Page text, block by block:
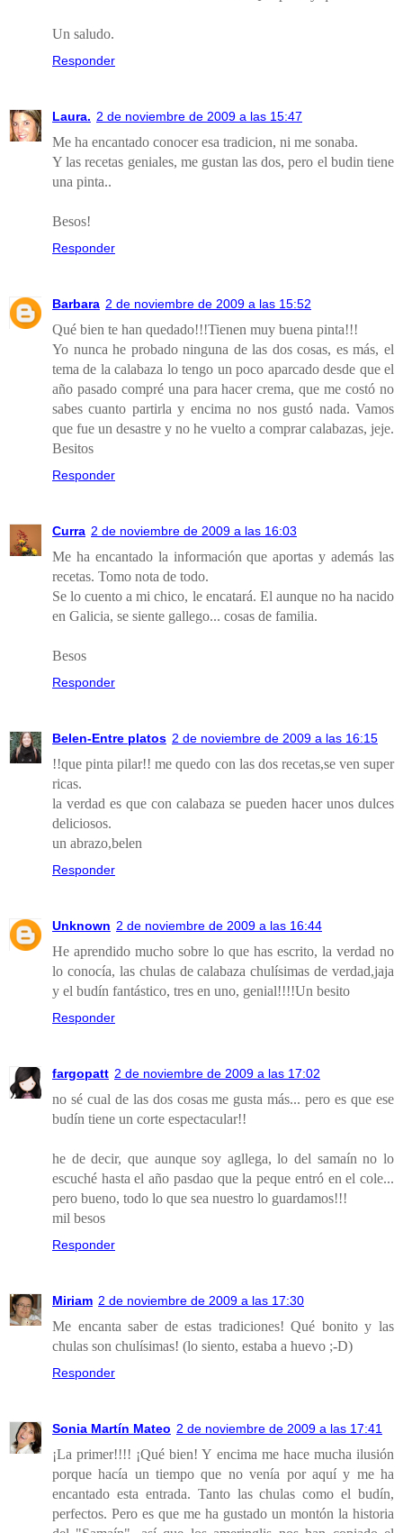
Un saludo.
Responder
Laura. 2 de noviembre de 2009 a las 15:47
Me ha encantado conocer esa tradicion, ni me sonaba.
Y las recetas geniales, me gustan las dos, pero el budin tiene
una pinta..
Besos!
Responder
Barbara 2 de noviembre de 2009 a las 15:52
Qué bien te han quedado!!!Tienen muy buena pinta!!!
Yo nunca he probado ninguna de las dos cosas, es más, el
tema de la calabaza lo tengo un poco aparcado desde que el
año pasado compré una para hacer crema, que me costó no
sabes cuanto partirla y encima no nos gustó nada. Vamos
que fue un desastre y no he vuelto a comprar calabazas, jeje.
Besitos
Responder
Curra 2 de noviembre de 2009 a las 16:03
Me ha encantado la información que aportas y además las
recetas. Tomo nota de todo.
Se lo cuento a mi chico, le encatará. El aunque no ha nacido
en Galicia, se siente gallego... cosas de familia.
Besos
Responder
Belen-Entre platos 2 de noviembre de 2009 a las 16:15
!!que pinta pilar!! me quedo con las dos recetas,se ven super
ricas.
la verdad es que con calabaza se pueden hacer unos dulces
deliciosos.
un abrazo,belen
Responder
Unknown 2 de noviembre de 2009 a las 16:44
He aprendido mucho sobre lo que has escrito, la verdad no
lo conocía, las chulas de calabaza chulísimas de verdad,jaja
y el budín fantástico, tres en uno, genial!!!!Un besito
Responder
fargopatt 2 de noviembre de 2009 a las 17:02
no sé cual de las dos cosas me gusta más... pero es que ese
budín tiene un corte espectacular!!
he de decir, que aunque soy agllega, lo del samaín no lo
escuché hasta el año pasdao que la peque entró en el cole...
pero bueno, todo lo que sea nuestro lo guardamos!!!
mil besos
Responder
Miriam 2 de noviembre de 2009 a las 17:30
Me encanta saber de estas tradiciones! Qué bonito y las
chulas son chulísimas! (lo siento, estaba a huevo ;-D)
Responder
Sonia Martín Mateo 2 de noviembre de 2009 a las 17:41
¡La primer!!!! ¡Qué bien! Y encima me hace mucha ilusión
porque hacía un tiempo que no venía por aquí y me ha
encantado esta entrada. Tanto las chulas como el budín,
perfectos. Pero es que me ha gustado un montón la historia